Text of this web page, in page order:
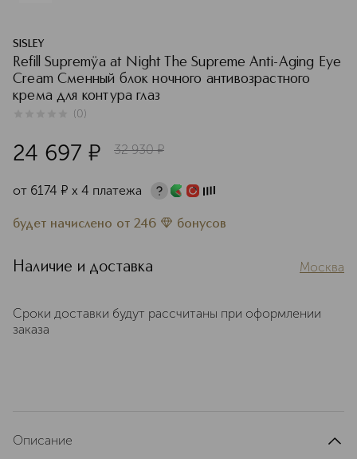
SISLEY
Refill Supremÿa at Night The Supreme Anti-Aging Eye
Cream Сменный блок ночного антивозрастного
крема для контура глаз
(0)
24 697 ¤ 32 930 ¤
от 6174 ¤ х 4 платежа
будет начислено от 246 бонусов
Наличие и доставка Москва
Сроки доставки будут рассчитаны при оформлении
заказа
Описание